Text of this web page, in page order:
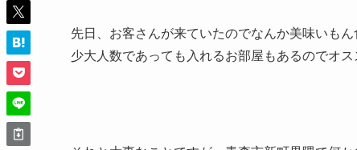
先日、お客さんが来ていたのでなんか美味いも
少大人数であっても入れるお部屋もあるのでオス